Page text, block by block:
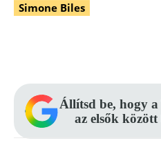
Simone Biles
Állítsd be, hogy
az elsők